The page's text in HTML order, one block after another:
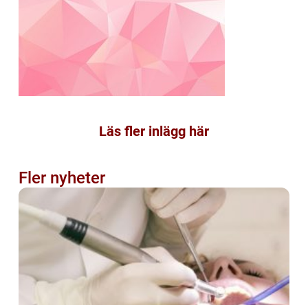
Läs fler inlägg här
Fler nyheter